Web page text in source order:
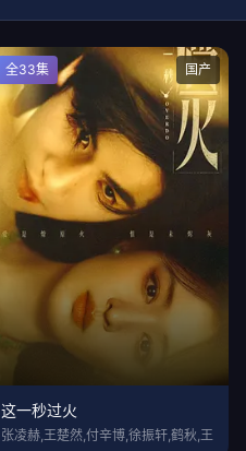
国产
全33集
这一秒过火
张凌赫,王楚然,付辛博,徐振轩,鹤秋,王